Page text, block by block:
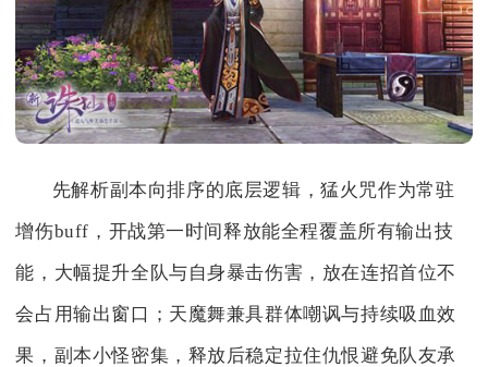
先解析副本向排序的底层逻辑，猛火咒作为常驻
增伤buff，开战第一时间释放能全程覆盖所有输出技
能，大幅提升全队与自身暴击伤害，放在连招首位不
会占用输出窗口；天魔舞兼具群体嘲讽与持续吸血效
果，副本小怪密集，释放后稳定拉住仇恨避免队友承